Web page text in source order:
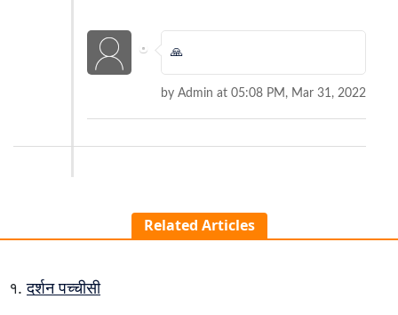
🙏
by Admin at 05:08 PM, Mar 31, 2022
Related Articles
दर्शन पच्चीसी